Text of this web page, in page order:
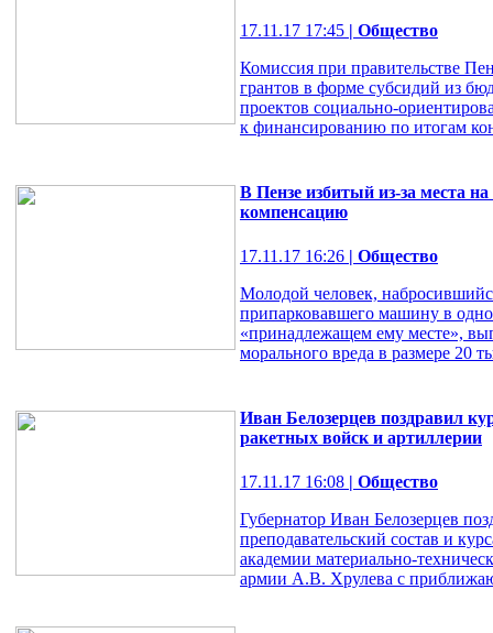
17.11.17 17:45 | Общество
Комиссия при правительстве
грантов в форме субсидий из
проектов социально-
к финансированию по итогам
В Пензе избитый из-за места
компенсацию
17.11.17 16:26 | Общество
Молодой человек,
припарковавшего машину в
«принадлежащем ему месте»,
морального вреда в размере 20
Иван Белозерцев поздравил
ракетных войск и артиллерии
17.11.17 16:08 | Общество
Губернатор Иван Белозерцев
преподавательский состав и
академии материально-
армии А.В. Хрулева с